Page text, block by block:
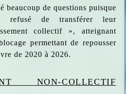
beaucoup de questions puisque
refusé de transférer leur
collectif », atteignant
permettant de repousser
de 2020 à 2026.
NON-COLLECTIF